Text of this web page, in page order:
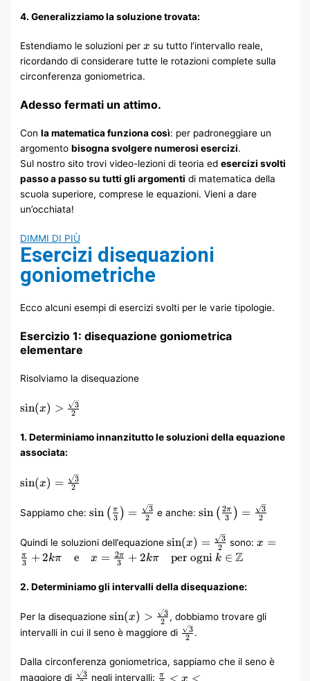
4. Generalizziamo la soluzione trovata:
Estendiamo le soluzioni perxx
x su tutto l’intervallo reale,
ricordando di considerare tutte le rotazioni complete sulla
circonferenza goniometrica.
Adesso fermati un attimo.
Conla matematica funziona così: per padroneggiare un
argomentobisogna svolgere numerosi esercizi.
Sul nostro sito trovi video-lezioni di teoria edesercizi svolti
passo a passo su tutti gli argomenti di matematica della
scuola superiore, comprese le equazioni. Vieni a dare
un’occhiata!
DIMMI DI PIÙ
Esercizi disequazioni
goniometriche
Ecco alcuni esempi di esercizi svolti per le varie tipologie.
Esercizio 1: disequazione goniometrica
elementare
Risolviamo la disequazione
\sin(x) >
\frac{\sqrt{3}}
{2}
sin(x) > 2
3
1. Determiniamo innanzitutto le soluzioni della equazione
associata:
\sin(x) =
\frac{\sqrt{3}}
{2}
sin(x) = 2
3
Sappiamo che:\sin\left(\frac{\pi}
{3}\right) =
\frac{\sqrt{3}}{2}
sin ( 3
π ) = 2
3 e anche: \sin\left(\frac{2\pi}
{3}\right) =
\frac{\sqrt{3}}{2}
sin ( 3
2π ) = 2
3
Quindi le soluzioni dell’equazione\sin(x) =
\frac{\sqrt{3}}
{2}
sin(x) = 2
3 sono:x =
\text{per
x =
3
π +2kπ e x = 3
2π + 2kπ per ogni k ∈ Z
2. Determiniamo gli intervalli della disequazione:
Per la disequazione\sin(x) >
\frac{\sqrt{3}}
{2}
sin(x) > 2
3 , dobbiamo trovare gli
intervalli in cui il seno è maggiore di \frac{\sqrt{3}}
{2}
2
3 .
Dalla circonferenza goniometrica, sappiamo che il seno è
maggiore di \frac{\sqrt{3}}
3 negli intervalli: \frac{\pi}
π < x <